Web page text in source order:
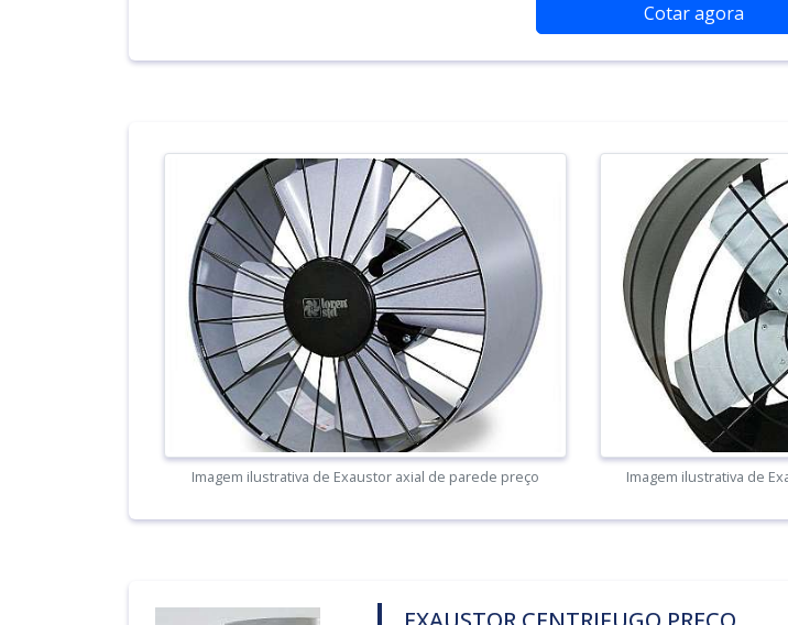
Cotar agora
Imagem ilustrativa de Exaustor axial de parede preço Imagem ilustrativa de